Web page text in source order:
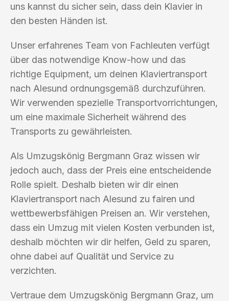
uns kannst du sicher sein, dass dein Klavier in
den besten Händen ist.
Unser erfahrenes Team von Fachleuten verfügt
über das notwendige Know-how und das
richtige Equipment, um deinen Klaviertransport
nach Alesund ordnungsgemäß durchzuführen.
Wir verwenden spezielle Transportvorrichtungen,
um eine maximale Sicherheit während des
Transports zu gewährleisten.
Als Umzugskönig Bergmann Graz wissen wir
jedoch auch, dass der Preis eine entscheidende
Rolle spielt. Deshalb bieten wir dir einen
Klaviertransport nach Alesund zu fairen und
wettbewerbsfähigen Preisen an. Wir verstehen,
dass ein Umzug mit vielen Kosten verbunden ist,
deshalb möchten wir dir helfen, Geld zu sparen,
ohne dabei auf Qualität und Service zu
verzichten.
Vertraue dem Umzugskönig Bergmann Graz, um